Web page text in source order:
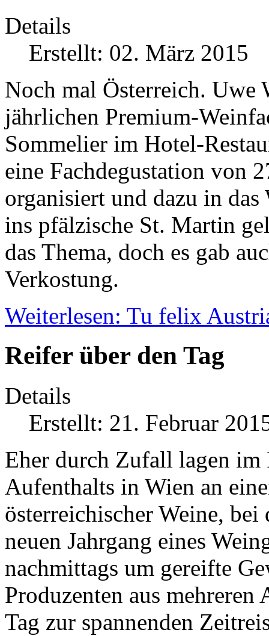
Details
Erstellt: 02. März 2015
Noch mal Österreich. Uwe
jährlichen Premium-
Sommelier im Hotel-
eine Fachdegustation von
organisiert und dazu in
ins pfälzische St. Martin
das Thema, doch es gab
Verkostung.
Weiterlesen: Tu felix
Reifer über den Tag
Details
Erstellt: 21. Februar
Eher durch Zufall lagen im
Aufenthalts in Wien an
österreichischer Weine,
neuen Jahrgang eines
nachmittags um gereifte
Produzenten aus
Tag zur spannenden